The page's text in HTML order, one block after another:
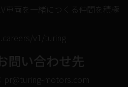
⾞両を⼀緒につくる仲間を積極
v1/turing
問い合わせ先
pr@turing-motors.com